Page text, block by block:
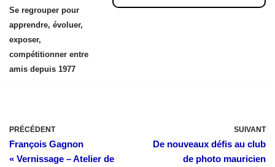
Se regrouper pour
apprendre, évoluer,
exposer,
compétitionner entre
amis depuis 1977
PRÉCÉDENT
François Gagnon
« Vernissage – Atelier de
SUIVANT
De nouveaux défis au club
de photo mauricien